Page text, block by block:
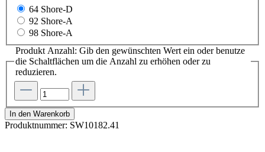
64 Shore-D
92 Shore-A
98 Shore-A
Produkt Anzahl: Gib den gewünschten Wert ein oder benutze
die Schaltflächen um die Anzahl zu erhöhen oder zu
reduzieren.
In den Warenkorb
Produktnummer: SW10182.41